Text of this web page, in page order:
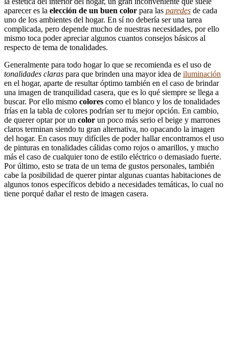
aparecer es la elección de un buen color para las paredes de cada
uno de los ambientes del hogar. En sí no debería ser una tarea
complicada, pero depende mucho de nuestras necesidades, por ello
mismo toca poder apreciar algunos cuantos consejos básicos al
respecto de tema de tonalidades.
Generalmente para todo hogar lo que se recomienda es el uso de
tonalidades claras para que brinden una mayor idea de iluminación
en el hogar, aparte de resultar óptimo también en el caso de brindar
una imagen de tranquilidad casera, que es lo qué siempre se llega a
buscar. Por ello mismo colores como el blanco y los de tonalidades
frías en la tabla de colores podrían ser tu mejor opción. En cambio,
de querer optar por un color un poco más serio el beige y marrones
claros terminan siendo tu gran alternativa, no opacando la imagen
del hogar. En casos muy difíciles de poder hallar encontramos el uso
de pinturas en tonalidades cálidas como rojos o amarillos, y mucho
más el caso de cualquier tono de estilo eléctrico o demasiado fuerte.
Por último, esto se trata de un tema de gustos personales, también
cabe la posibilidad de querer pintar algunas cuantas habitaciones de
algunos tonos específicos debido a necesidades temáticas, lo cual no
tiene porqué dañar el resto de imagen casera.